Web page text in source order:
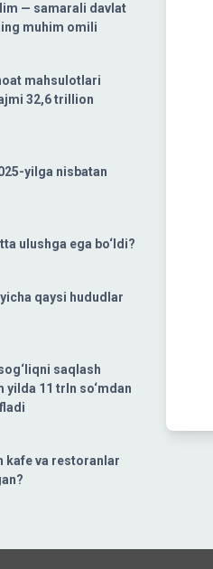
— samarali davlat
muhim omili
mahsulotlari
32,6 trillion
yilga nisbatan
ulushga ega bo‘ldi?
qaysi hududlar
saqlash
11 trln so‘mdan
kafe va restoranlar